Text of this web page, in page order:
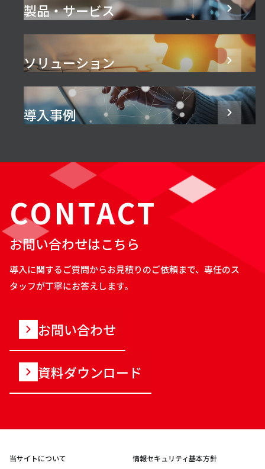
製品・サービス
ソリューション
導入事例
CONTACT
お問い合わせはこちら
導入に関するご質問からお見積りのご依頼まで、専任のス
タッフが丁寧にお答えします。
お問い合わせ
資料ダウンロード
当サイトについて 情報セキュリティ基本方針